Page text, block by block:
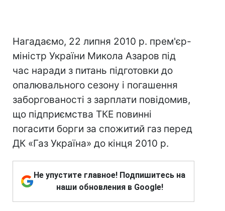
Нагадаємо, 22 липня 2010 р. прем'єр-
міністр України Микола Азаров під
час наради з питань підготовки до
опалювального сезону і погашення
заборгованості з зарплати повідомив,
що підприємства ТКЕ повинні
погасити борги за спожитий газ перед
ДК «Газ Україна» до кінця 2010 р.
Не упустите главное! Подпишитесь на
наши обновления в Google!